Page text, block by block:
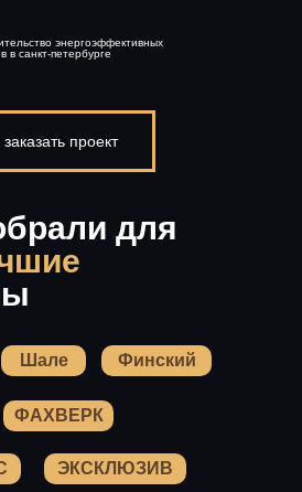
энергоэффективных
в санкт-петербурге
заказать проект
для
Шале Финский
ФАХВЕРК
ЭКСКЛЮЗИВ